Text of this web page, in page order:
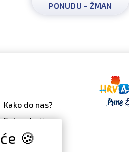
PONUDU - ŽMAN
Kako do nas?
Fotogalerija
Video galerija
🍪